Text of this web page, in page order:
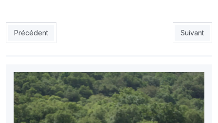
Article précédent : N’Diaye sème le doute : « Si je suis encore
Précédent Article
Suivant